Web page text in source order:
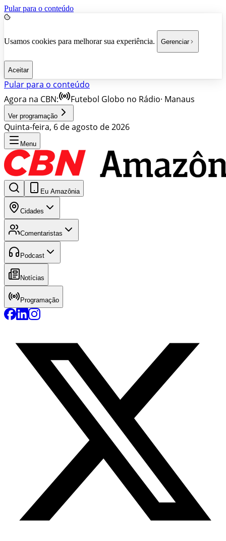
Pular para o conteúdo
Usamos cookies para melhorar sua experiência. Gerenciar
Aceitar
Pular para o conteúdo
Agora na CBN:
Futebol Globo no Rádio· Manaus
Ver programação
Quinta-feira, 6 de agosto de 2026
Menu
Eu Amazônia
Cidades
Comentaristas
Podcast
Notícias
Programação